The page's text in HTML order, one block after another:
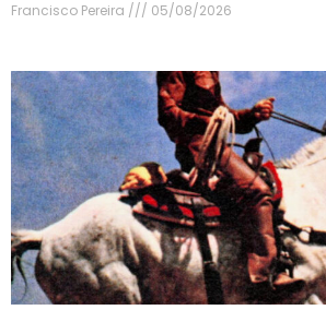
Francisco Pereira 05/08/2026